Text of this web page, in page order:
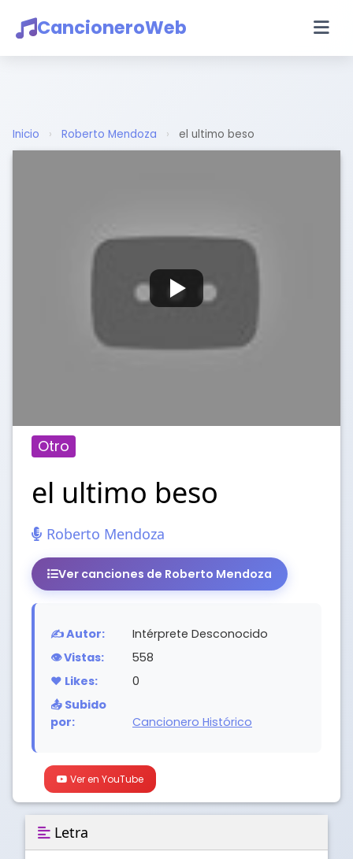
CancioneroWeb
Inicio › Roberto Mendoza › el ultimo beso
Otro
el ultimo beso
Roberto Mendoza
Ver canciones de Roberto Mendoza
✍️ Autor:
Intérprete Desconocido
👁️ Vistas:
558
❤️ Likes:
0
📤 Subido
por:
Cancionero Histórico
Ver en YouTube
Letra